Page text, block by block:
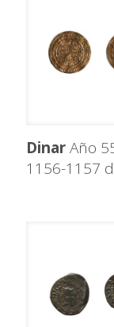
DinarAño
1156-1157